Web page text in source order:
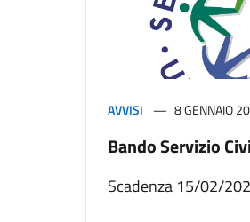
AVVISI 8 GENNAIO
Bando Servizio
Scadenza 15/02/